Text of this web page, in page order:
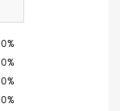
0%
0%
0%
0%